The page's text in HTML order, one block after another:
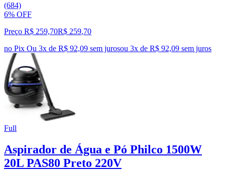
(684)
6% OFF
Preço R$ 259,70R$ 259,70
no Pix Ou 3x de R$ 92,09 sem jurosou 3x de R$ 92,09 sem juros
Full
Aspirador de Água e Pó Philco 1500W
20L PAS80 Preto 220V